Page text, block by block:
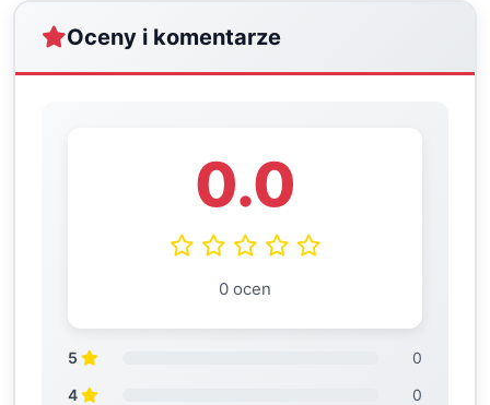
Oceny i komentarze
0.0
0 ocen
5
0
4
0